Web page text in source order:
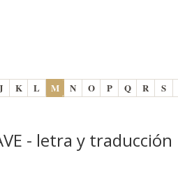
K L M N O P Q R S
- letra y traducción